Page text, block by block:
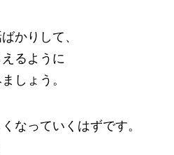
かりして、
るように
しょう。
なっていくはずです。